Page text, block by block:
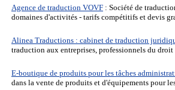
Agence de traduction VOVF : Société de
domaines d'activités - tarifs compétitifs et devis
Alinea Traductions : cabinet de traduction
traduction aux entreprises, professionnels du
E-boutique de produits pour les tâches
dans la vente de produits et d'équipements pour